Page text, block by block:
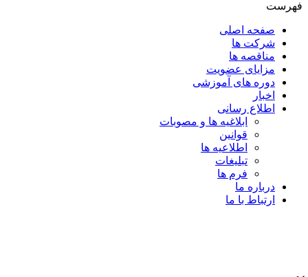
فهرست
صفحه اصلی
شرکت ها
مناقصه ها
مزایای عضویت
دوره های آموزشی
اخبار
اطلاع رسانی
ابلاغیه ها و مصوبات
قوانین
اطلاعیه ها
تبلیغات
فرم ها
درباره ما
ارتباط با ما